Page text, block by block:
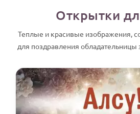
Открытки
Теплые и красивые изображения,
для поздравления обладательницы